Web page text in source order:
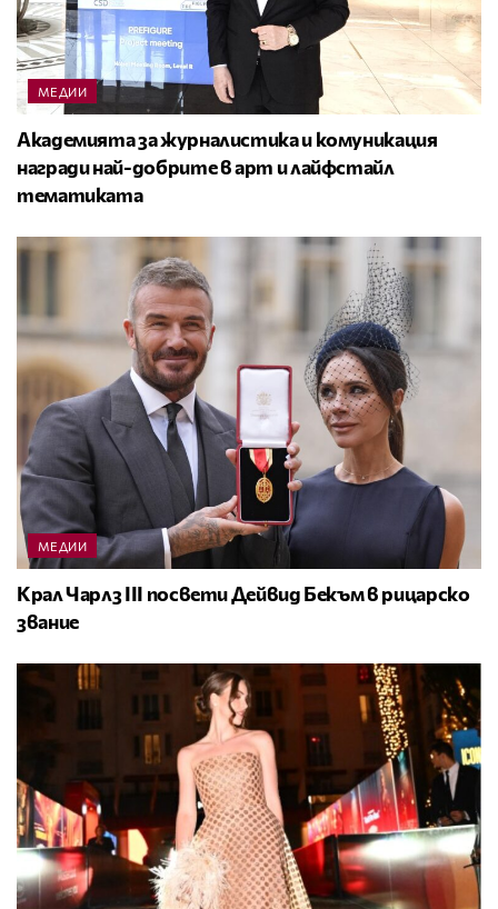
МЕДИИ
Академията за журналистика и комуникация
награди най-добрите в арт и лайфстайл
тематиката
МЕДИИ
Крал Чарлз III посвети Дейвид Бекъм в рицарско
звание